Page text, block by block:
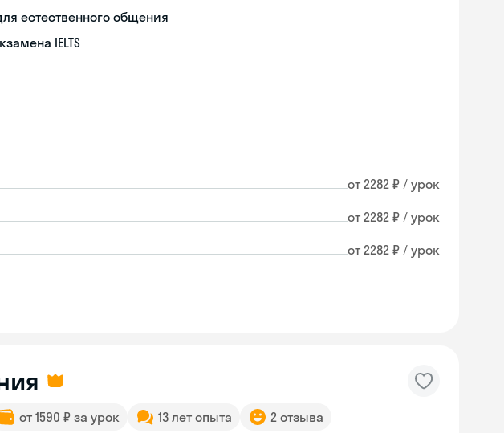
естественного общения
IELTS
от 2282 ₽ / урок
от 2282 ₽ / урок
от 2282 ₽ / урок
от 1590 ₽ за урок 13 лет опыта 2 отзыва